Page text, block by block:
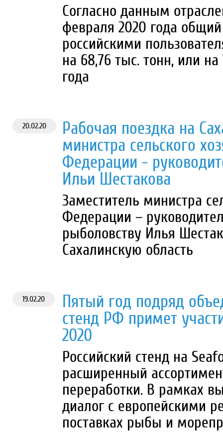
Согласно данным
февраля 2020 года
российскими
на 68,76 тыс. тонн, или
года
20.02.20
Рабочая поездка на
министра сельского
Федерации -
Ильи Шестакова
Заместитель министра
Федерации –
рыболовству Илья
Сахалинскую область
19.02.20
Пятый год подряд
стенд РФ примет
2020
Российский стенд на
расширенный
переработки. В рамках
диалог с европейскими
поставках рыбы и